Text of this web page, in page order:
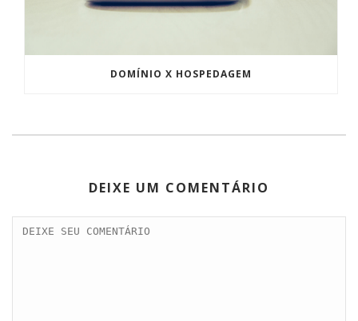
DOMÍNIO X HOSPEDAGEM
DEIXE UM COMENTÁRIO